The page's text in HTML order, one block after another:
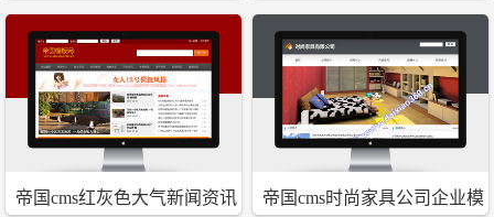
闻文章网站程序源码
典大气模板
帝国cms红灰色大气新闻资讯
帝国cms时尚家具公司企业模